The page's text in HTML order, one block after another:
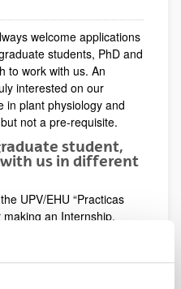
welcome applications
students, PhD and
to work with us. An
interested on our
in plant physiology and
not a pre-requisite.
student,
us in different
UPV/EHU “Practicas
an Internship.
Thesis (Trabajo de